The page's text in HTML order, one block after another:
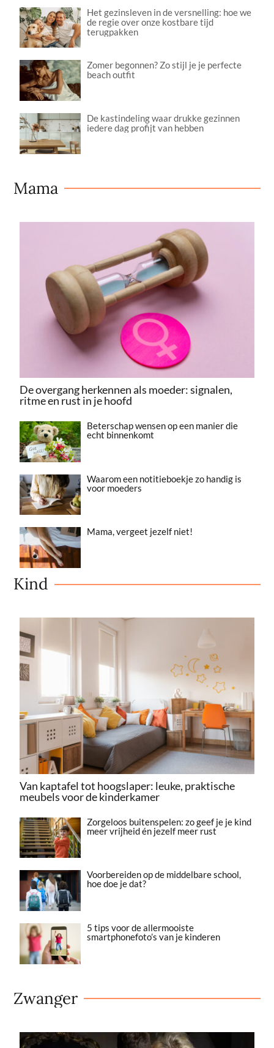
Het gezinsleven in de versnelling: hoe we
de regie over onze kostbare tijd
terugpakken
Zomer begonnen? Zo stijl je je perfecte
beach outfit
De kastindeling waar drukke gezinnen
iedere dag profijt van hebben
Mama
De overgang herkennen als moeder: signalen,
ritme en rust in je hoofd
Beterschap wensen op een manier die
echt binnenkomt
Waarom een notitieboekje zo handig is
voor moeders
Mama, vergeet jezelf niet!
Kind
Van kaptafel tot hoogslaper: leuke, praktische
meubels voor de kinderkamer
Zorgeloos buitenspelen: zo geef je je kind
meer vrijheid én jezelf meer rust
Voorbereiden op de middelbare school,
hoe doe je dat?
5 tips voor de allermooiste
smartphonefoto’s van je kinderen
Zwanger